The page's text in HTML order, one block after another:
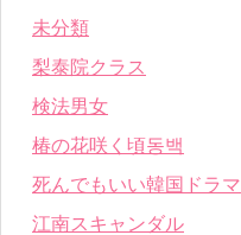
未分類
梨泰院クラス
検法男女
椿の花咲く頃동백
死んでもいい韓国ドラマ
江南スキャンダル